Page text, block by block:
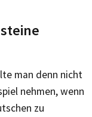
man denn nicht
nehmen, wenn
zu